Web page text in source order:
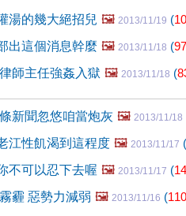
湯的幾大絕招兒 🖼️ 2013/11/19 (
出這個消息幹麼 🖼️ 2013/11/18 (
師主任強姦入獄 🖼️ 2013/11/18 (
新聞忽悠咱當炮灰 🖼️ 2013/11/18
江性飢渴到這程度 🖼️ 2013/11/17 (
不可以忍下去喔 🖼️ 2013/11/17 (
霾 惡勢力減弱 🖼️ 2013/11/16 (